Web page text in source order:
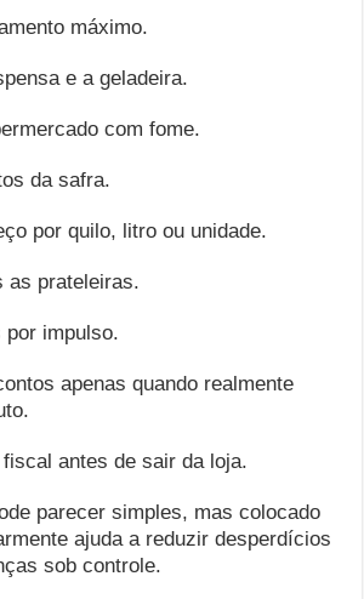
máximo.
e a geladeira.
com fome.
da safra.
por quilo, litro ou unidade.
as prateleiras.
por impulso.
apenas quando realmente
antes de sair da loja.
parecer simples, mas colocado
ajuda a reduzir desperdícios
sob controle.